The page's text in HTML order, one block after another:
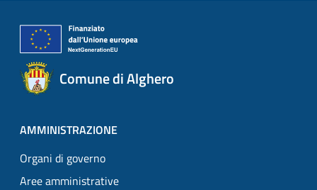
Comune di Alghero
AMMINISTRAZIONE
Organi di governo
Aree amministrative